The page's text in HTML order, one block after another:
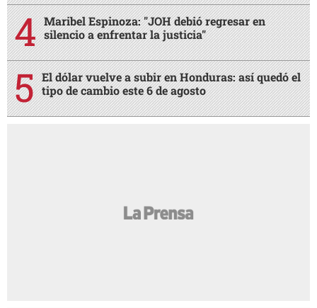
Maribel Espinoza: "JOH debió regresar en
silencio a enfrentar la justicia"
El dólar vuelve a subir en Honduras: así quedó el
tipo de cambio este 6 de agosto